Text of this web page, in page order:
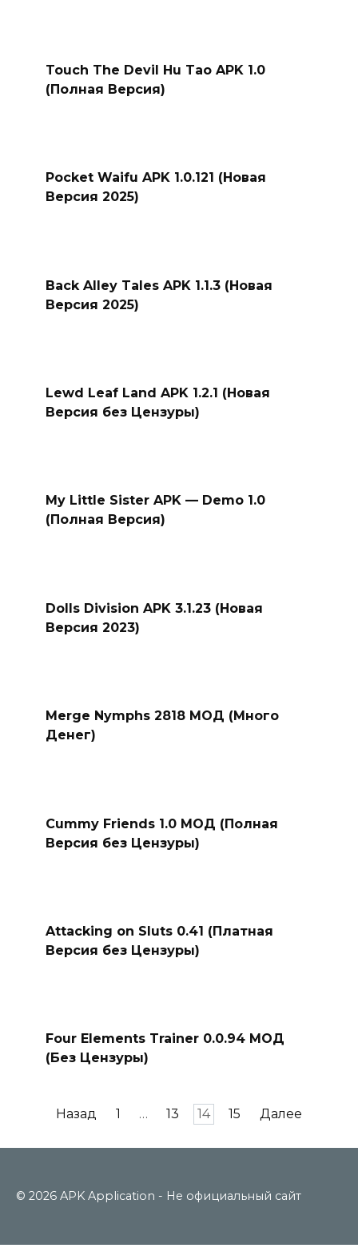
Touch The Devil Hu Tao APK 1.0
(Полная Версия)
Pocket Waifu APK 1.0.121 (Новая
Версия 2025)
Back Alley Tales APK 1.1.3 (Новая
Версия 2025)
Lewd Leaf Land APK 1.2.1 (Новая
Версия без Цензуры)
My Little Sister APK — Demo 1.0
(Полная Версия)
Dolls Division APK 3.1.23 (Новая
Версия 2023)
Merge Nymphs 2818 МОД (Много
Денег)
Cummy Friends 1.0 МОД (Полная
Версия без Цензуры)
Attacking on Sluts 0.41 (Платная
Версия без Цензуры)
Four Elements Trainer 0.0.94 МОД
(Без Цензуры)
Пагинация
Назад 1 … 13 14 15 Далее
© 2026 APK Application - Не официальный сайт